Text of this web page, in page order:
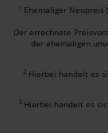
1 Ehemaliger Neupreis
Der errechnete
der ehemaligen
2 Hierbei handelt es
3 Hierbei handelt es